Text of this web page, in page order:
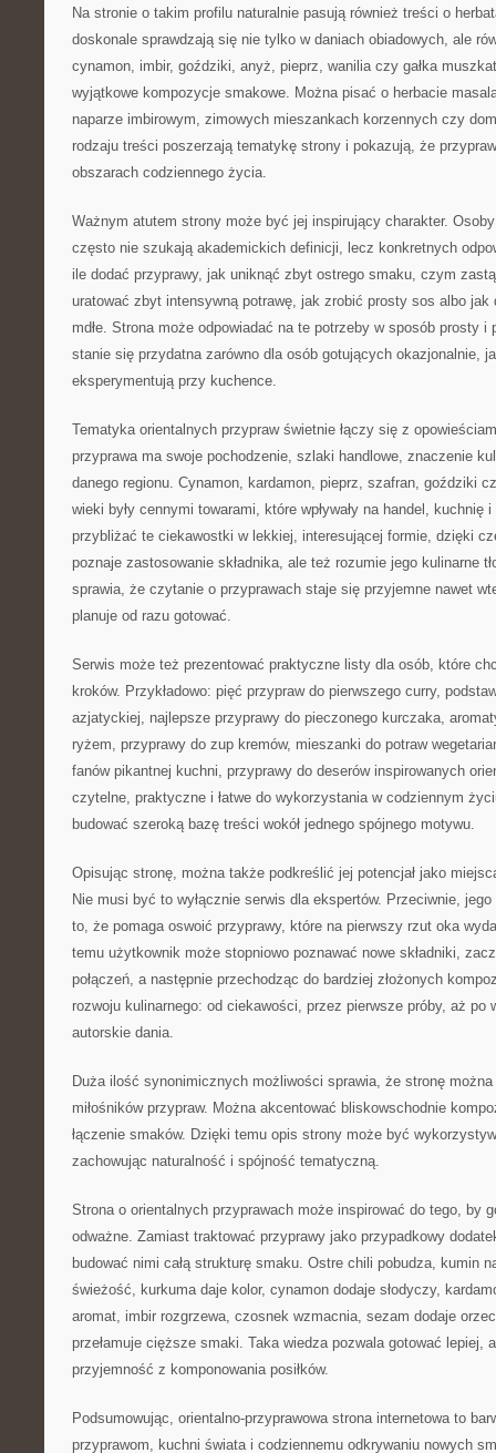
Na stronie o takim profilu naturalnie pasują również treści o
doskonale sprawdzają się nie tylko w daniach obiadowych, ale
cynamon, imbir, goździki, anyż, pieprz, wanilia czy gałka
wyjątkowe kompozycje smakowe. Można pisać o herbacie
naparze imbirowym, zimowych mieszankach korzennych czy
rodzaju treści poszerzają tematykę strony i pokazują, że
obszarach codziennego życia.
Ważnym atutem strony może być jej inspirujący charakter.
często nie szukają akademickich definicji, lecz konkretnych
ile dodać przyprawy, jak uniknąć zbyt ostrego smaku, czym
uratować zbyt intensywną potrawę, jak zrobić prosty sos albo jak
mdłe. Strona może odpowiadać na te potrzeby w sposób prosty
stanie się przydatna zarówno dla osób gotujących okazjonalnie,
eksperymentują przy kuchence.
Tematyka orientalnych przypraw świetnie łączy się z
przyprawa ma swoje pochodzenie, szlaki handlowe, znaczenie
danego regionu. Cynamon, kardamon, pieprz, szafran, goździki
wieki były cennymi towarami, które wpływały na handel, kuchnię
przybliżać te ciekawostki w lekkiej, interesującej formie, dzięki
poznaje zastosowanie składnika, ale też rozumie jego kulinarne
sprawia, że czytanie o przyprawach staje się przyjemne nawet
planuje od razu gotować.
Serwis może też prezentować praktyczne listy dla osób, które
kroków. Przykładowo: pięć przypraw do pierwszego curry,
azjatyckiej, najlepsze przyprawy do pieczonego kurczaka,
ryżem, przyprawy do zup kremów, mieszanki do potraw
fanów pikantnej kuchni, przyprawy do deserów inspirowanych
czytelne, praktyczne i łatwe do wykorzystania w codziennym
budować szeroką bazę treści wokół jednego spójnego motywu.
Opisując stronę, można także podkreślić jej potencjał jako
Nie musi być to wyłącznie serwis dla ekspertów. Przeciwnie,
to, że pomaga oswoić przyprawy, które na pierwszy rzut oka
temu użytkownik może stopniowo poznawać nowe składniki,
połączeń, a następnie przechodząc do bardziej złożonych
rozwoju kulinarnego: od ciekawości, przez pierwsze próby, aż po
autorskie dania.
Duża ilość synonimicznych możliwości sprawia, że stronę
miłośników przypraw. Można akcentować bliskowschodnie
łączenie smaków. Dzięki temu opis strony może być
zachowując naturalność i spójność tematyczną.
Strona o orientalnych przyprawach może inspirować do tego, by
odważne. Zamiast traktować przyprawy jako przypadkowy
budować nimi całą strukturę smaku. Ostre chili pobudza, kumin
świeżość, kurkuma daje kolor, cynamon dodaje słodyczy,
aromat, imbir rozgrzewa, czosnek wzmacnia, sezam dodaje
przełamuje cięższe smaki. Taka wiedza pozwala gotować lepiej,
przyjemność z komponowania posiłków.
Podsumowując, orientalno-przyprawowa strona internetowa to
przyprawom, kuchni świata i codziennemu odkrywaniu nowych